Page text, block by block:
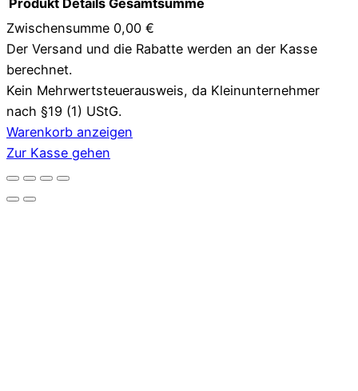
Produkte
im
Warenkorb
Zwischensumme 0,00 €
Der Versand und die Rabatte werden an der Kasse
berechnet.
Kein Mehrwertsteuerausweis, da Kleinunternehmer
nach §19 (1) UStG.
Warenkorb anzeigen
Zur Kasse gehen